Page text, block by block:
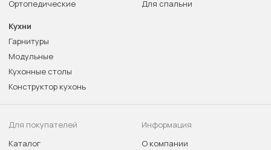
Ортопедические
Для спальни
Кухни
Гарнитуры
Модульные
Кухонные столы
Конструктор кухонь
Для покупателей
Каталог
Информация
О компании